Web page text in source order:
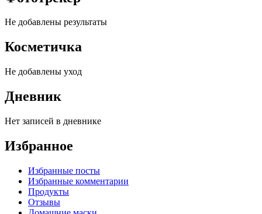
Не добавлены результаты
Косметичка
Не добавлены уход
Дневник
Нет записей в дневнике
Избранное
Избранные посты
Избранные комментарии
Продукты
Отзывы